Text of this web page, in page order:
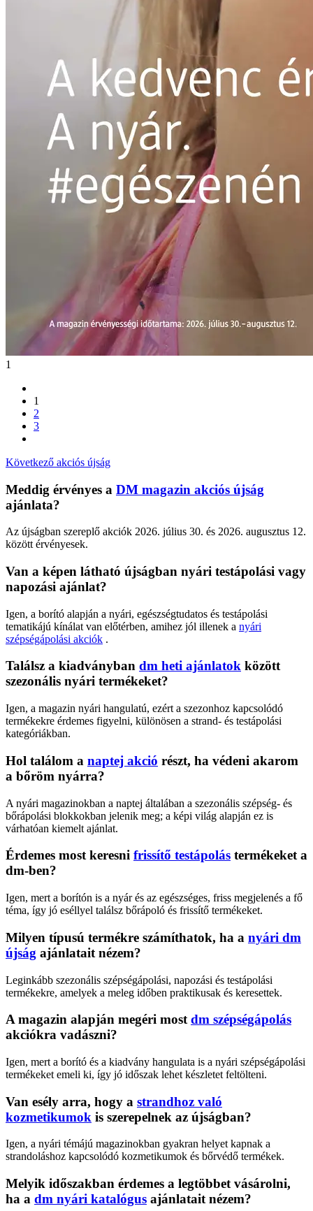
1
1
2
3
Következő akciós újság
Meddig érvényes a DM magazin akciós újság
ajánlata?
Az újságban szereplő akciók 2026. július 30. és 2026. augusztus 12.
között érvényesek.
Van a képen látható újságban nyári testápolási vagy
napozási ajánlat?
Igen, a borító alapján a nyári, egészségtudatos és testápolási
tematikájú kínálat van előtérben, amihez jól illenek a nyári
szépségápolási akciók .
Találsz a kiadványban dm heti ajánlatok között
szezonális nyári termékeket?
Igen, a magazin nyári hangulatú, ezért a szezonhoz kapcsolódó
termékekre érdemes figyelni, különösen a strand- és testápolási
kategóriákban.
Hol találom a naptej akció részt, ha védeni akarom
a bőröm nyárra?
A nyári magazinokban a naptej általában a szezonális szépség- és
bőrápolási blokkokban jelenik meg; a képi világ alapján ez is
várhatóan kiemelt ajánlat.
Érdemes most keresni frissítő testápolás termékeket a
dm-ben?
Igen, mert a borítón is a nyár és az egészséges, friss megjelenés a fő
téma, így jó eséllyel találsz bőrápoló és frissítő termékeket.
Milyen típusú termékre számíthatok, ha a nyári dm
újság ajánlatait nézem?
Leginkább szezonális szépségápolási, napozási és testápolási
termékekre, amelyek a meleg időben praktikusak és keresettek.
A magazin alapján megéri mostdm szépségápolás
akciókra vadászni?
Igen, mert a borító és a kiadvány hangulata is a nyári szépségápolási
termékeket emeli ki, így jó időszak lehet készletet feltölteni.
Van esély arra, hogy a strandhoz való
kozmetikumok is szerepelnek az újságban?
Igen, a nyári témájú magazinokban gyakran helyet kapnak a
strandoláshoz kapcsolódó kozmetikumok és bőrvédő termékek.
Melyik időszakban érdemes a legtöbbet vásárolni,
ha a dm nyári katalógus ajánlatait nézem?